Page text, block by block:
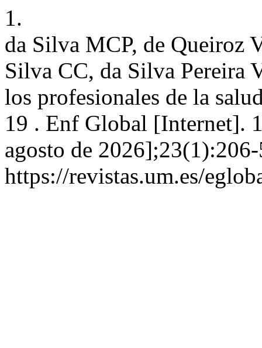
1.
da Silva MCP, de Queiroz
Silva CC, da Silva Pereira
los profesionales de la
19 . Enf Global [Internet].
agosto de
https://revistas.um.es/